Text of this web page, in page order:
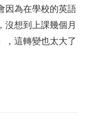
因為在學校的英語
沒想到上課幾個月
，這轉變也太大了